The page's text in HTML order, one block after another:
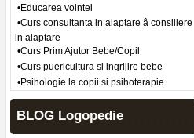
•Educarea vointei
•Curs consultanta in alaptare â consiliere
in alaptare
•Curs Prim Ajutor Bebe/Copil
•Curs puericultura si ingrijire bebe
•Psihologie la copii si psihoterapie
BLOG Logopedie